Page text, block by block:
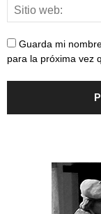
Guarda mi
para la próxima vez